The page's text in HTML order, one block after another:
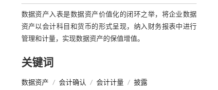
数据资产入表是数据资产价值化的闭环之举，将企业数据
资产以会计科目和货币的形式呈现，纳入财务报表中进行
管理和计量，实现数据资产的保值增值。
关键词
数据资产 / 会计确认 / 会计计量 / 披露